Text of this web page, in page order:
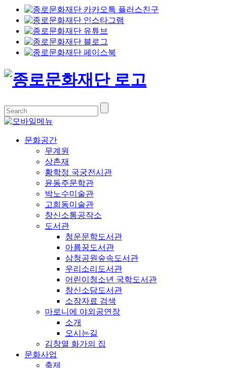
문화공간
무계원
상촌재
황학정 국궁전시관
윤동주문학관
박노수미술관
고희동미술관
창신소통공작소
도서관
청운문학도서관
아름꿈도서관
삼청공원숲속도서관
우리소리도서관
어린이청소년 국학도서관
창신소담도서관
소장자료 검색
마로니에 야외공연장
소개
오시는길
김창열 화가의 집
문화사업
축제